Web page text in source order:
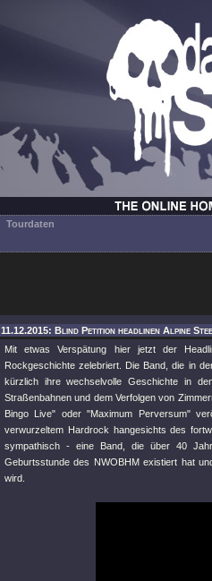
Tourdaten
11.12.2015: Blind Petition headlinen Alpine
Mit etwas Verspätung hier jetzt der
Rockgeschichte zelebriert. Die Band, die in
kürzlich ihre wechselvolle Geschichte in
Straßenbahnen und dem Verfolgen von
Bingo Live" oder "Maximum Perversum"
verwurzeltem Hardrock hangesichts des
sympathisch - eine Band, die über 40
Geburtsstunde des NWOBHM existiert hat
wird.